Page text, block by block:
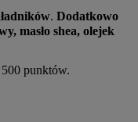
. Dodatkowo
masło shea, olejek
punktów.